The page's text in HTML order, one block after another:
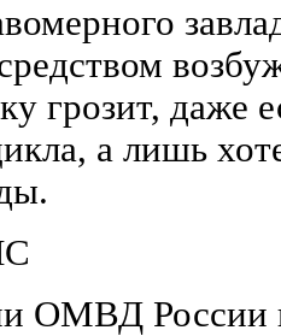
грозит, даже
а лишь
ОМВД России